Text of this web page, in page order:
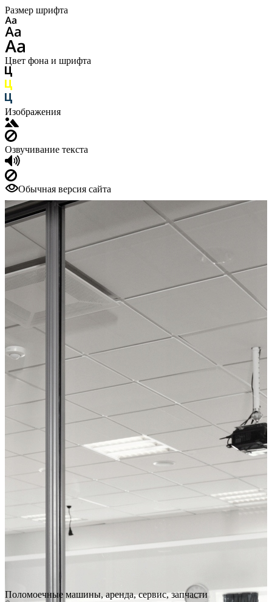
Размер шрифта
Цвет фона и шрифта
Изображения
Озвучивание текста
Обычная версия сайта
Поломоечные машины, аренда, сервис, запчасти